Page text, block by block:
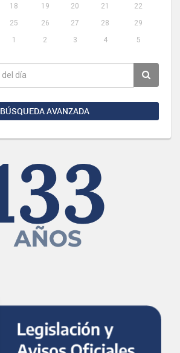
18 19 20 21
22
25 26 27 28
29
1 2 3 4 5
BÚSQUEDA AVANZADA